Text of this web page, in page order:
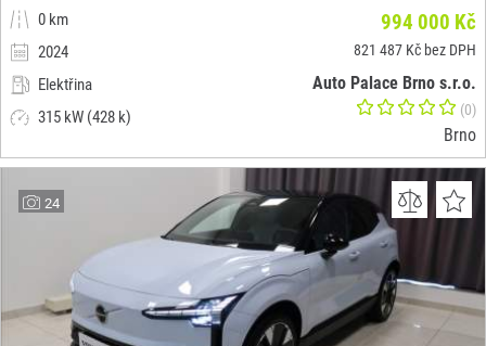
0 km
2024
Elektřina
315 kW (428 k)
994 000 Kč
821 487 Kč bez DPH
Auto Palace Brno s.r.o.
(0)
Brno
24